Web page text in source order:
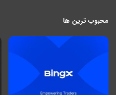
محبوب ترین ها